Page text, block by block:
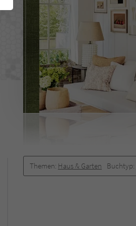
Themen: Haus & Garten Buchtyp: